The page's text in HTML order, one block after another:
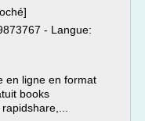
- Langue:
en ligne en format
books